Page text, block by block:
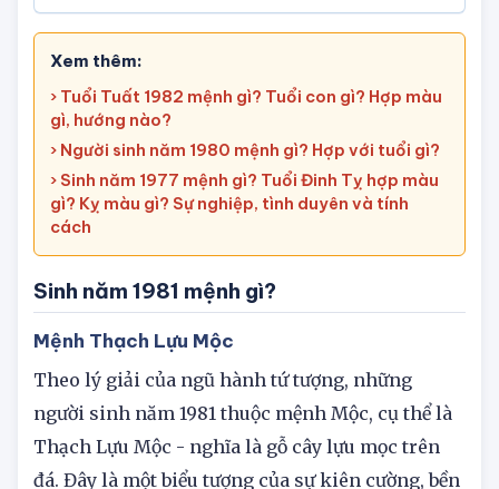
Xem thêm:
› Tuổi Tuất 1982 mệnh gì? Tuổi con gì? Hợp màu
gì, hướng nào?
› Người sinh năm 1980 mệnh gì? Hợp với tuổi gì?
› Sinh năm 1977 mệnh gì? Tuổi Đinh Tỵ hợp màu
gì? Kỵ màu gì? Sự nghiệp, tình duyên và tính
cách
Sinh năm 1981 mệnh gì?
Mệnh Thạch Lựu Mộc
Theo lý giải của ngũ hành tứ tượng, những
người sinh năm 1981 thuộc mệnh Mộc, cụ thể là
Thạch Lựu Mộc - nghĩa là gỗ cây lựu mọc trên